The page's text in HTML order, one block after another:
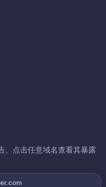
。点击任意域名查看其暴露